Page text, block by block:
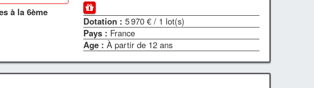
à la 6ème
Dotation :5 970 € / 1 lot(s)
Pays : France
Age :À partir de 12 ans